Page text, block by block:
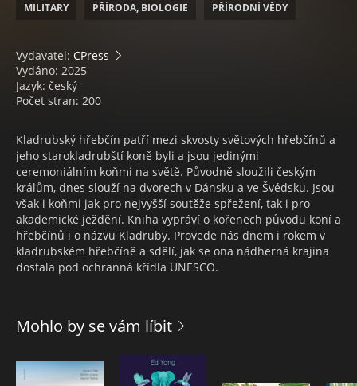
MILITARY PŘÍRODA, BIOLOGIE PŘÍRODNÍ VĚDY
Vydavatel: CPress
Vydáno: 2025
Jazyk: český
Počet stran: 200
Kladrubský hřebčín patří mezi skvosty světových hřebčínů a
jeho starokladrubští koně byli a jsou jedinými
ceremoniálním koňmi na světě. Původně sloužili českým
králům, dnes slouží na dvorech v Dánsku a ve Švédsku. Jsou
však i koňmi jak pro nejvyšší soutěže spřežení, tak i pro
akademické ježdění. Kniha vypráví o kořenech původu koní a
hřebčínů i o názvu Kladruby. Provede nás dnem i rokem v
kladrubském hřebčíně a sdělí, jak se ona nádherná krajina
dostala pod ochranná křídla UNESCO.
Mohlo by se vám líbit